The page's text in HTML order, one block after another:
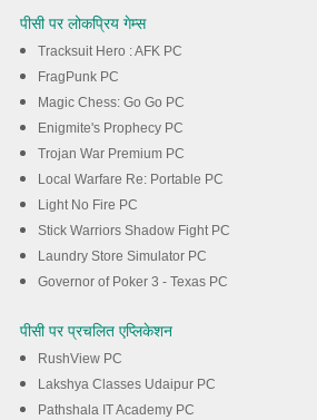
पीसी पर लोकप्रिय गेम्स
Tracksuit Hero : AFK PC
FragPunk PC
Magic Chess: Go Go PC
Enigmite's Prophecy PC
Trojan War Premium PC
Local Warfare Re: Portable PC
Light No Fire PC
Stick Warriors Shadow Fight PC
Laundry Store Simulator PC
Governor of Poker 3 - Texas PC
पीसी पर प्रचलित एप्लिकेशन
RushView PC
Lakshya Classes Udaipur PC
Pathshala IT Academy PC